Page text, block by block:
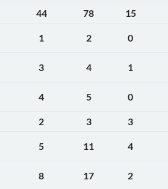
44 78
15
1 2
0
3 4
1
4 5 0
2 3
3
5 11
4
8 17 2